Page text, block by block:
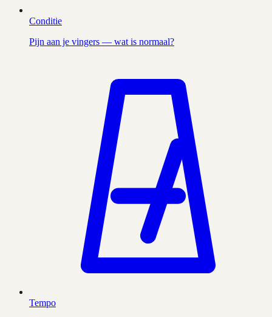
Conditie
Pijn aan je vingers — wat is normaal?
Tempo